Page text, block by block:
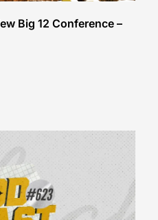
Big 12 Conference –